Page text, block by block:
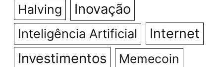
Halving Inovação
Inteligência Artificial Internet
Investimentos Memecoin